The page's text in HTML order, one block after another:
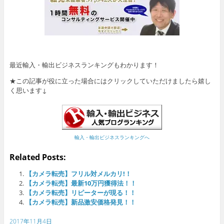
最近輸入・輸出ビジネスランキングもわかります！
★この記事が役に立った場合にはクリックしていただけましたら嬉し
く思います↓
輸入・輸出ビジネスランキングへ
Related Posts:
【カメラ転売】フリル対メルカリ!！
【カメラ転売】最新10万円獲得法！！
【カメラ転売】リピーターが現る！！
【カメラ転売】新品激安価格発見！！
2017年11月4日